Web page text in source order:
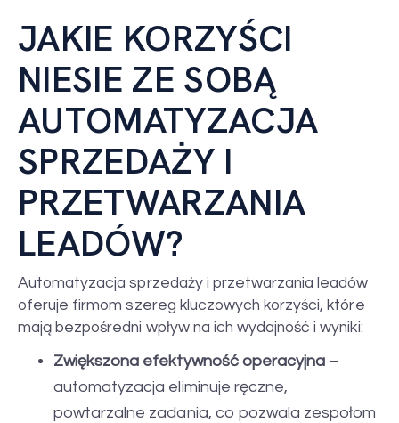
JAKIE KORZYŚCI
NIESIE ZE SOBĄ
AUTOMATYZACJA
SPRZEDAŻY I
PRZETWARZANIA
LEADÓW?
Automatyzacja sprzedaży i przetwarzania leadów
oferuje firmom szereg kluczowych korzyści, które
mają bezpośredni wpływ na ich wydajność i wyniki:
Zwiększona efektywność operacyjna –
automatyzacja eliminuje ręczne,
powtarzalne zadania, co pozwala zespołom